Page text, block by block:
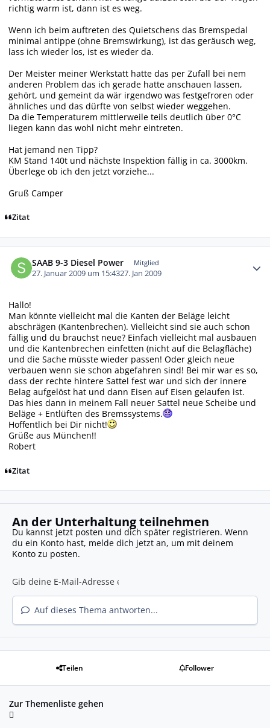
richtig warm ist, dann ist es weg.
Wenn ich beim auftreten des Quietschens das Bremspedal
minimal antippe (ohne Bremswirkung), ist das geräusch weg,
lass ich wieder los, ist es wieder da.
Der Meister meiner Werkstatt hatte das per Zufall bei nem
anderen Problem das ich gerade hatte anschauen lassen,
gehört, und gemeint da wär irgendwo was festgefroren oder
ähnliches und das dürfte von selbst wieder weggehen.
Da die Temperaturem mittlerweile teils deutlich über 0°C
liegen kann das wohl nicht mehr eintreten.
Hat jemand nen Tipp?
KM Stand 140t und nächste Inspektion fällig in ca. 3000km.
Überlege ob ich den jetzt vorziehe...
Gruß Camper
Zitat
SAAB 9-3 Diesel Power Mitglied
27. Januar 2009 um 15:4327. Jan 2009
Hallo!
Man könnte vielleicht mal die Kanten der Beläge leicht
abschrägen (Kantenbrechen). Vielleicht sind sie auch schon
fällig und du brauchst neue? Einfach vielleicht mal ausbauen
und die Kantenbrechen einfetten (nicht auf die Belagfläche)
und die Sache müsste wieder passen! Oder gleich neue
verbauen wenn sie schon abgefahren sind! Bei mir war es so,
dass der rechte hintere Sattel fest war und sich der innere
Belag aufgelöst hat und dann Eisen auf Eisen gelaufen ist.
Das hies dann in meinem Fall neuer Sattel neue Scheibe und
Beläge + Entlüften des Bremssystems.
Hoffentlich bei Dir nicht!
Grüße aus München!!
Robert
Zitat
An der Unterhaltung teilnehmen
Du kannst jetzt posten und dich später registrieren. Wenn
du ein Konto hast, melde dich jetzt an, um mit deinem
Konto zu posten.
Auf dieses Thema antworten...
Teilen Follower
Zur Themenliste gehen